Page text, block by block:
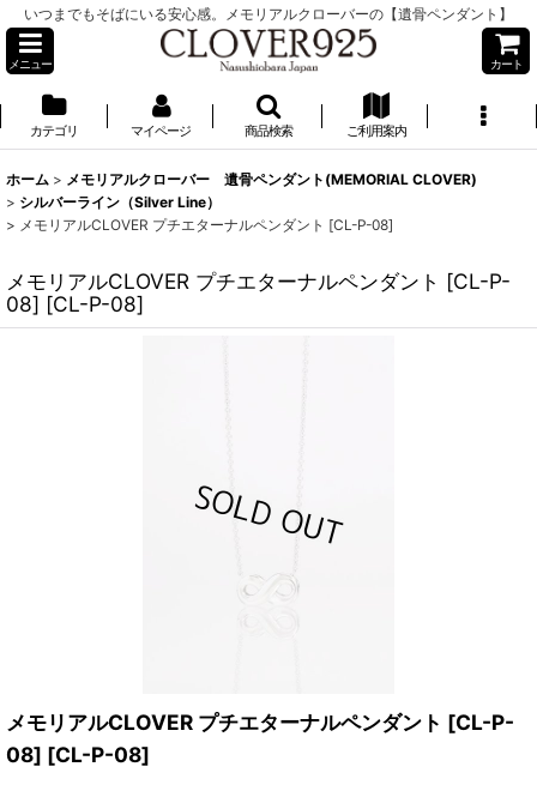
いつまでもそばにいる安心感。メモリアルクローバーの【遺骨ペンダント】
メニュー カート
カテゴリ マイページ 商品検索 ご利用案内
ホーム > メモリアルクローバー 遺骨ペンダント(MEMORIAL CLOVER)
> シルバーライン（Silver Line）
> メモリアルCLOVER プチエターナルペンダント [CL-P-08]
メモリアルCLOVER プチエターナルペンダント [CL-P-
08] [CL-P-08]
メモリアルCLOVER プチエターナルペンダント [CL-P-
08] [CL-P-08]